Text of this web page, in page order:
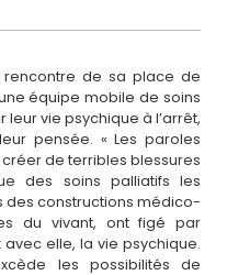
rencontre de sa place de
équipe mobile de soins
leur vie psychique à l’arrêt,
pensée. « Les paroles
de terribles blessures
des soins palliatifs les
des constructions médico-
du vivant, ont figé par
elle, la vie psychique.
les possibilités de